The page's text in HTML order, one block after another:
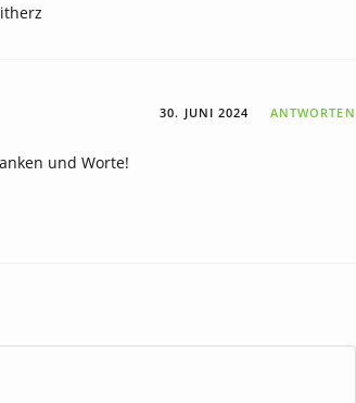
30. JUNI 2024 ANTWORTEN
und Worte!